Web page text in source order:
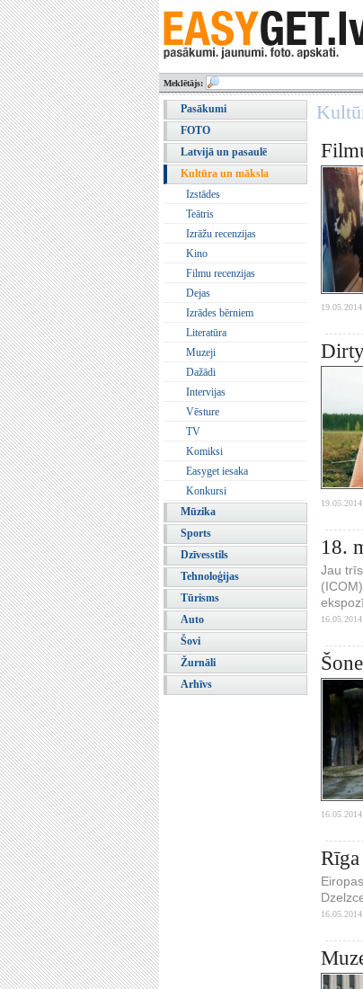
Meklētājs:
Pasākumi
FOTO
Latvijā un pasaulē
Kultūra un māksla
Izstādes
Teātris
Izrāžu recenzijas
Kino
Filmu recenzijas
Dejas
Izrādes bērniem
Literatūra
Muzeji
Dažādi
Intervijas
Vēsture
TV
Komiksi
Easyget iesaka
Konkursi
Mūzika
Sports
Dzīvesstils
Tehnoloģijas
Tūrisms
Auto
Šovi
Žurnāli
Arhīvs
19.05.2014.
18.
Jau
16.05.2014.
16.05.2014.
16.05.2014.